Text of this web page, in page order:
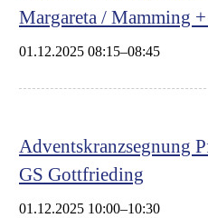
Margareta / Mamming
01.12.2025 08:15–08:45
Adventskranzsegnung
GS Gottfrieding
01.12.2025 10:00–10:30